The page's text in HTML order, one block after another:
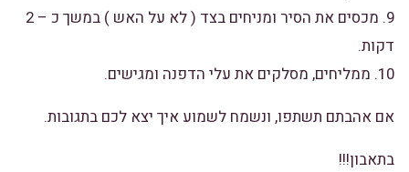
9. מכסים את הסיר ומניחים בצד ( לא על האש ) במשך כ – 2
דקות.
10. ממליחים, מסלקים את עלי הדפנה ומגישים.
אם אהבתם תשתפו, ונשמח לשמוע איך יצא לכם בתגובות.
בתאבון!!!